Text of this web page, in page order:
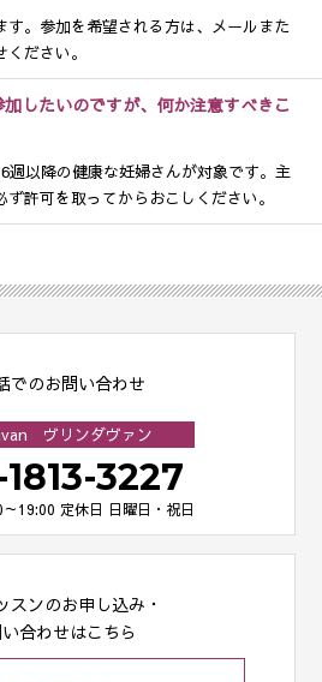
す。参加を希望される方は、メールまた
ださい。
したいのですが、何か注意すべきこ
週以降の健康な妊婦さんが対象です。主
許可を取ってからおこしください。
でのお問い合わせ
ヴリンダヴァン
3227
19:00 定休日 日曜日・祝日
スンのお申し込み・
合わせはこちら